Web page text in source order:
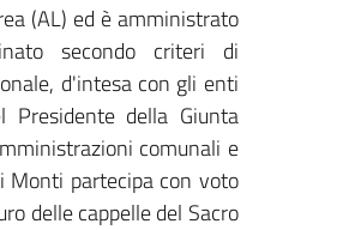
(AL) ed è amministrato
secondo criteri di
d'intesa con gli enti
della Giunta
comunali e
Monti partecipa con voto
delle cappelle del Sacro